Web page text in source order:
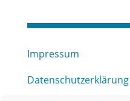
Impressum
Datenschutzerklärung